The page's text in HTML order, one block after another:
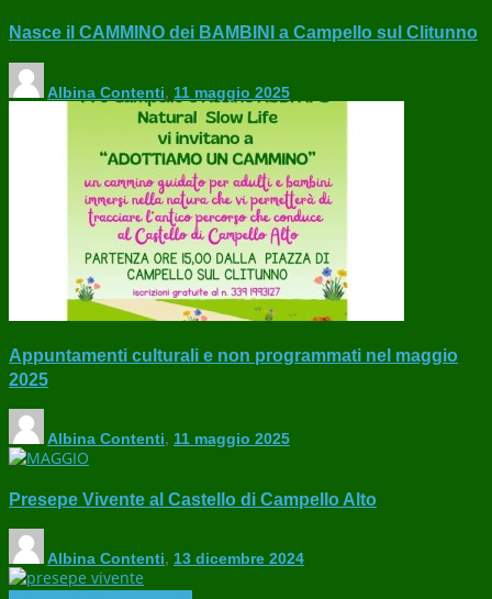
Nasce il CAMMINO dei BAMBINI a Campello sul Clitunno
Albina Contenti, 11 maggio 2025
Appuntamenti culturali e non programmati nel maggio
2025
Albina Contenti, 11 maggio 2025
Presepe Vivente al Castello di Campello Alto
Albina Contenti, 13 dicembre 2024